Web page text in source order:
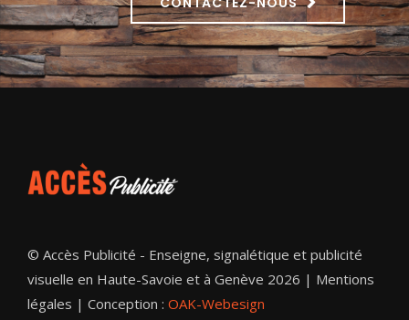
© Accès Publicité - Enseigne, signalétique et publicité
visuelle en Haute-Savoie et à Genève 2026 | Mentions
légales | Conception : OAK-Webesign